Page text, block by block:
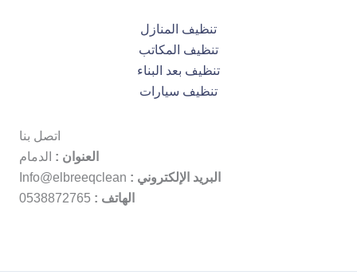
تنظيف المنازل
تنظيف المكاتب
تنظيف بعد البناء
تنظيف سيارات
اتصل بنا
العنوان : الدمام
البريد الإلكتروني :
الهاتف :